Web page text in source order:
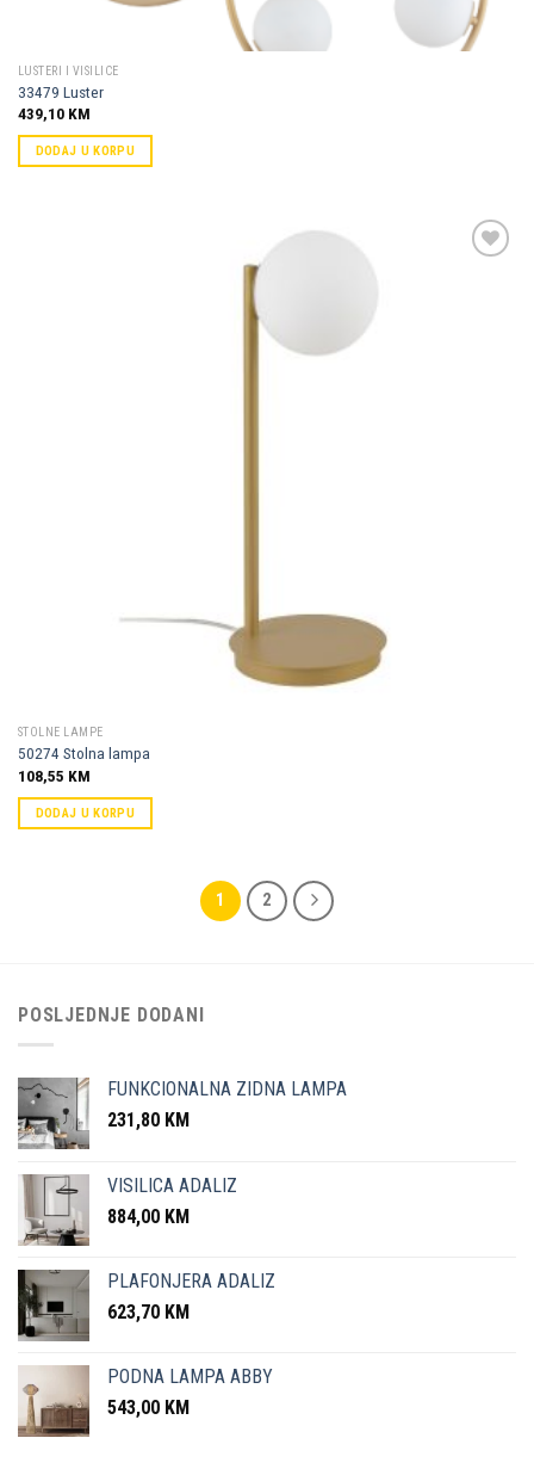
LUSTERI I VISILICE
33479 Luster
439,10 KM
DODAJ U KORPU
STOLNE LAMPE
50274 Stolna lampa
108,55 KM
DODAJ U KORPU
1 2
POSLJEDNJE DODANI
FUNKCIONALNA ZIDNA LAMPA
231,80 KM
VISILICA ADALIZ
884,00 KM
PLAFONJERA ADALIZ
623,70 KM
PODNA LAMPA ABBY
543,00 KM